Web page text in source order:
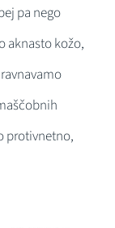
pa nego
aknasto kožo,
protivnetno,